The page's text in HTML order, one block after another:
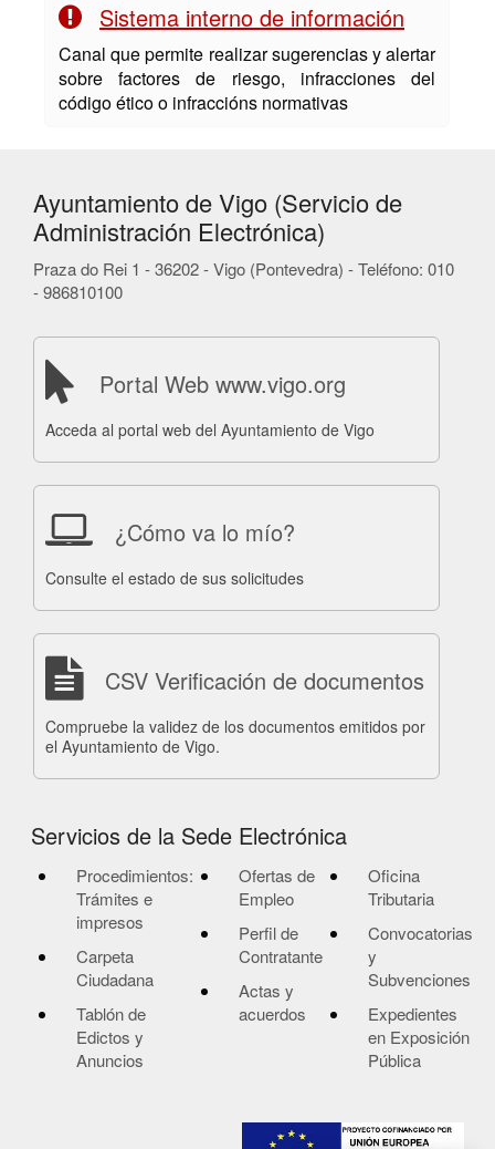
Sistema interno de información
Canal que permite realizar sugerencias y alertar
sobre factores de riesgo, infracciones del
código ético o infraccións normativas
Ayuntamiento de Vigo (Servicio de
Administración Electrónica)
Praza do Rei 1 - 36202 - Vigo (Pontevedra) - Teléfono: 010
- 986810100
Portal Web www.vigo.org
Acceda al portal web del Ayuntamiento de Vigo
¿Cómo va lo mío?
Consulte el estado de sus solicitudes
CSV Verificación de documentos
Compruebe la validez de los documentos emitidos por
el Ayuntamiento de Vigo.
Servicios de la Sede Electrónica
Procedimientos:
Trámites e
impresos
Carpeta
Ciudadana
Tablón de
Edictos y
Anuncios
Ofertas de
Empleo
Perfil de
Contratante
Actas y
acuerdos
Oficina
Tributaria
Convocatorias
y
Subvenciones
Expedientes
en Exposición
Pública